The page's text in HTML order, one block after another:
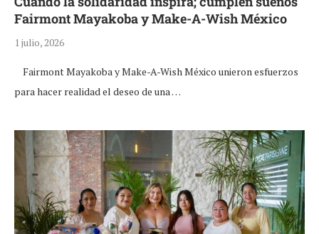
Fairmont Mayakoba y Make-A-Wish México
1 julio, 2026
Fairmont Mayakoba y Make-A-Wish México unieron esfuerzos
para hacer realidad el deseo de una …